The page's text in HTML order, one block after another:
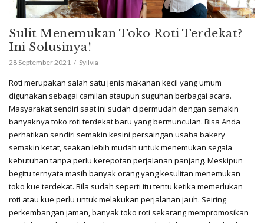
Sulit Menemukan Toko Roti Terdekat?
Ini Solusinya!
28 September 2021 Syilvia
Roti merupakan salah satu jenis makanan kecil yang umum
digunakan sebagai camilan ataupun suguhan berbagai acara.
Masyarakat sendiri saat ini sudah dipermudah dengan semakin
banyaknya toko roti terdekat baru yang bermunculan. Bisa Anda
perhatikan sendiri semakin kesini persaingan usaha bakery
semakin ketat, seakan lebih mudah untuk menemukan segala
kebutuhan tanpa perlu kerepotan perjalanan panjang. Meskipun
begitu ternyata masih banyak orang yang kesulitan menemukan
toko kue terdekat. Bila sudah seperti itu tentu ketika memerlukan
roti atau kue perlu untuk melakukan perjalanan jauh. Seiring
perkembangan jaman, banyak toko roti sekarang mempromosikan